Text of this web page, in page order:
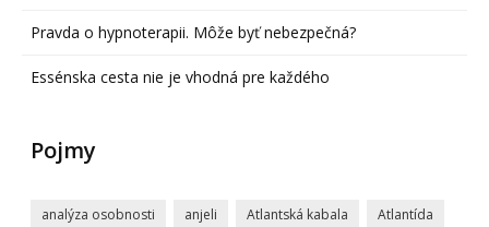
Pravda o hypnoterapii. Môže byť nebezpečná?
Essénska cesta nie je vhodná pre každého
Pojmy
analýza osobnosti anjeli Atlantská kabala Atlantída